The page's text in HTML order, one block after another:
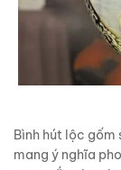
Bình hút lộc
mang ý nghĩa